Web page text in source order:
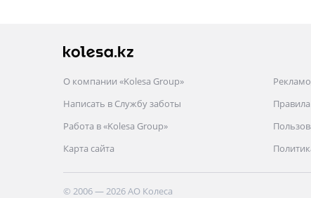
О компании «Kolesa Group»
Написать в Службу заботы
Работа в «Kolesa Group»
Карта сайта
© 2006 — 2026 АО Колеса